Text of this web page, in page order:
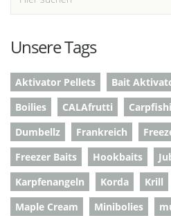
Unsere Tags
Aktivator Pellets Bait
Boilies
CALAfrutti
Dumbellz
Frankreich
Freezer Baits
Hookbaits
Karpfenangeln
Korda Krill
Maple Cream
Minibolies